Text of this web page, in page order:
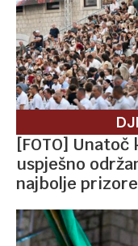
[FOTO]
uspješno
najbolje